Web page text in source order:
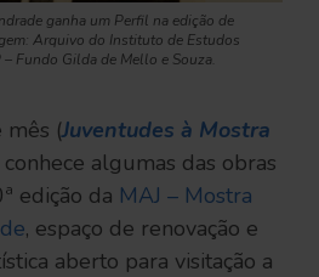
ganha um Perfil na edição de
Arquivo do Instituto de Estudos
Fundo Gilda de Mello e Souza.
mês (Juventudes à Mostra
conhece algumas das obras
edição da MAJ – Mostra
, espaço de renovação e
aberto para visitação a